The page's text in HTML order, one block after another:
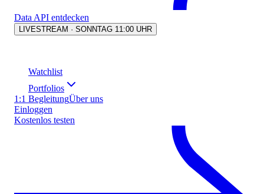
Data API entdecken
LIVESTREAM · SONNTAG 11:00 UHR
Watchlist
Portfolios
1:1 BegleitungÜber uns
Einloggen
Kostenlos testen